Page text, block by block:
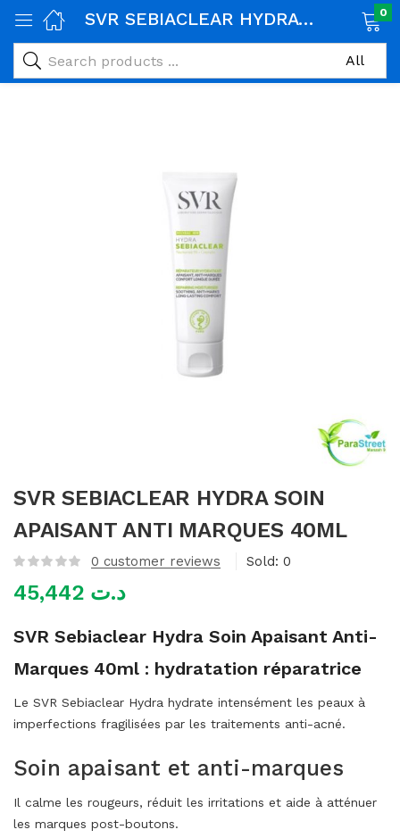
alimentaires)
SVR SEBIACLEAR HYDRA SOIN APAISANT ANTI MARQUES 40ML 0
SVR SEBIACLEAR HYDRA SOIN
APAISANT ANTI MARQUES 40ML
0 customer reviews Sold: 0
د.ت
SVR Sebiaclear Hydra Soin Apaisant Anti-
Marques 40ml : hydratation réparatrice
Le SVR Sebiaclear Hydra hydrate intensément les peaux à
imperfections fragilisées par les traitements anti-acné.
Soin apaisant et anti-marques
Il calme les rougeurs, réduit les irritations et aide à atténuer
les marques post-boutons.